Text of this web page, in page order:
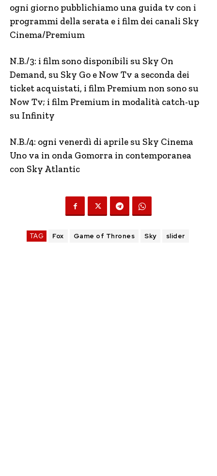
ogni giorno pubblichiamo una guida tv con i
programmi della serata e i film dei canali Sky
Cinema/Premium
N.B./3: i film sono disponibili su Sky On
Demand, su Sky Go e Now Tv a seconda dei
ticket acquistati, i film Premium non sono su
Now Tv; i film Premium in modalità catch-up
su Infinity
N.B./4: ogni venerdì di aprile su Sky Cinema
Uno va in onda Gomorra in contemporanea
con Sky Atlantic
TAG Fox Game of Thrones Sky slider